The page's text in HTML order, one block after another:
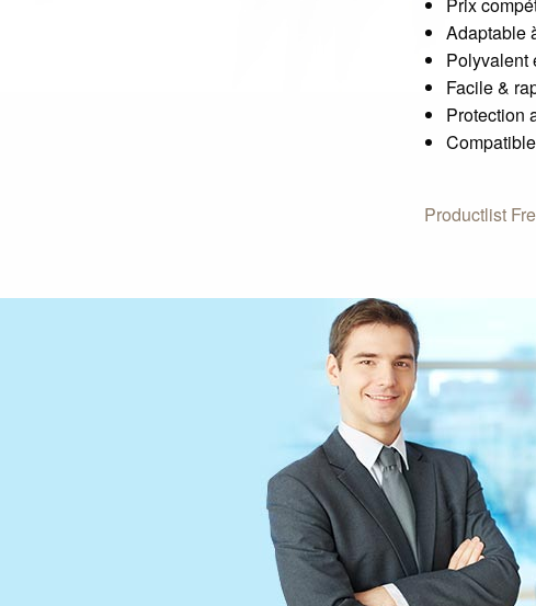
Adaptable
Polyvalent
Facile &
Protection
Productlist